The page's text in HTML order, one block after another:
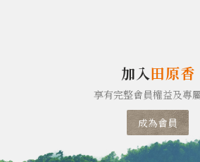
加入田原香
享有完整會員權益及專
成為會員